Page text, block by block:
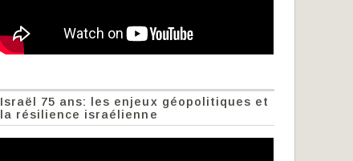
Israël 75 ans: les enjeux géopolitiques et
la résilience israélienne